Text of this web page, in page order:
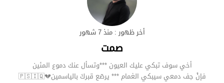
أخر ظهور : منذ 7 شهور
صمت
أخي سوف تبكي عليك العيون ***وتسأل عنك دموع المئين
فإنْ جف دمعي سيبكي الغمام *** يرصّع قبركَ بالياسمين💔🇵🇸🇮🇶